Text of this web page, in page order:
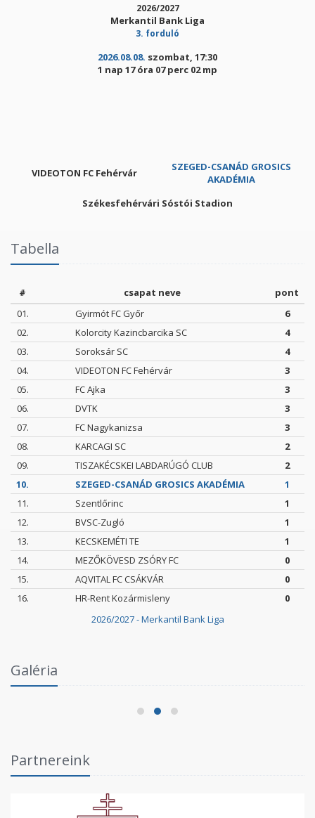
2026/2027
Merkantil Bank Liga
3. forduló
2026.08.08. szombat, 17:30
1 nap 17 óra 07 perc 02 mp
VIDEOTON FC Fehérvár
SZEGED-CSANÁD GROSICS
AKADÉMIA
Székesfehérvári Sóstói Stadion
Tabella
2026/2027 - Merkantil Bank Liga
# csapat neve
pont
01.
Gyirmót FC Győr
6
02.
Kolorcity Kazincbarcika SC
4
03.
Soroksár SC
4
04.
VIDEOTON FC Fehérvár
3
05.
FC Ajka
3
06.
DVTK
3
07.
FC Nagykanizsa
3
08.
KARCAGI SC
2
09.
TISZAKÉCSKEI LABDARÚGÓ CLUB
2
10.
SZEGED-CSANÁD GROSICS AKADÉMIA
1
11.
Szentlőrinc
1
12.
BVSC-Zugló
1
13.
KECSKEMÉTI TE
1
14.
MEZŐKÖVESD ZSÓRY FC
0
15.
AQVITAL FC CSÁKVÁR
0
16.
HR-Rent Kozármisleny 0
Galéria
Fórumban
2026.06.03.
Partnereink